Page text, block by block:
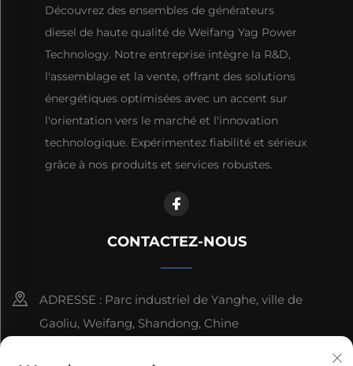
Découvrez des ensembles de générateurs
diesel de haute qualité de Weifang Yag Power
Technology. Notre entreprise intègre la R&D,
l'assemblage et la vente, offrant des solutions
énergétiques optimisées avec un accent sur
l'orientation vers le marché et l'innovation
technologique. Expérimentez fiabilité et sérieux
grâce à nos produits et services robustes.
CONTACTEZ-NOUS
ADRESSE : Parc industriel de Yanghe, ville de
Gaoliu, Weifang, Shandong, Chine